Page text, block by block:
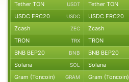
Tether TON USDT Tether TON
USDC ERC20 USDC USDC ERC20
Zcash ZEC Zcash
TRON TRX TRON
BNB BEP20 BNB BNB BEP20
Solana SOL Solana
Gram (Toncoin) GRAM Gram (Toncoin)